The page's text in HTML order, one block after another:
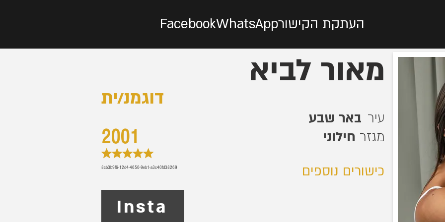
FacebookWhatsAppהעתקת הקישור
דוגמנ/ית
עיר
מאור לביא
באר שבע
מגזר חילוני
כישורים נוספים
2001
★★★★★
8cb3b9f6-12d4-4650-9eb1-a3c40fd38269
Insta